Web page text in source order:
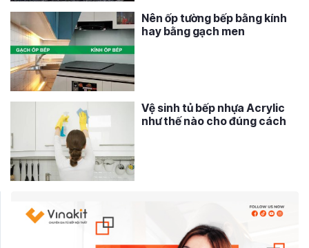
Nên ốp tường bếp bằng kính
hay bằng gạch men
Vệ sinh tủ bếp nhựa Acrylic
như thế nào cho đúng cách